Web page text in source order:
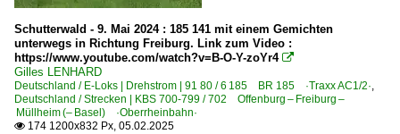
Schutterwald - 9. Mai 2024 : 185 141 mit einem Gemichten
unterwegs in Richtung Freiburg. Link zum Video :
https://www.youtube.com/watch?v=B-O-Y-zoYr4 
Gilles LENHARD
Deutschland / E-Loks | Drehstrom | 91 80 / 6 185 BR 185 ·Traxx AC1/2·,
Deutschland / Strecken | KBS 700-799 / 702 Offenburg – Freiburg –
Müllheim (– Basel) ·Oberrheinbahn·
 174 1200x832 Px, 05.02.2025